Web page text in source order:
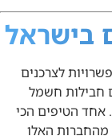
בישראל
לצרכנים
חבילות חשמל
הטיפים הכי
האלו